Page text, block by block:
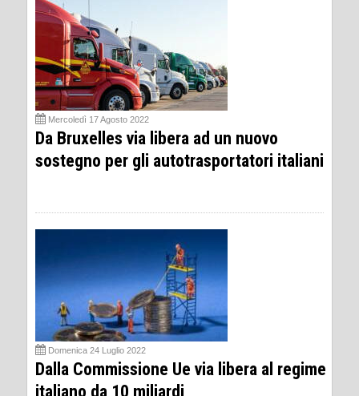
Mercoledì 17 Agosto 2022
Da Bruxelles via libera ad un nuovo
sostegno per gli autotrasportatori italiani
Domenica 24 Luglio 2022
Dalla Commissione Ue via libera al regime
italiano da 10 miliardi